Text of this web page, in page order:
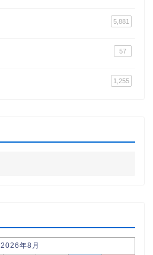
5,881
57
1,255
2026年8月